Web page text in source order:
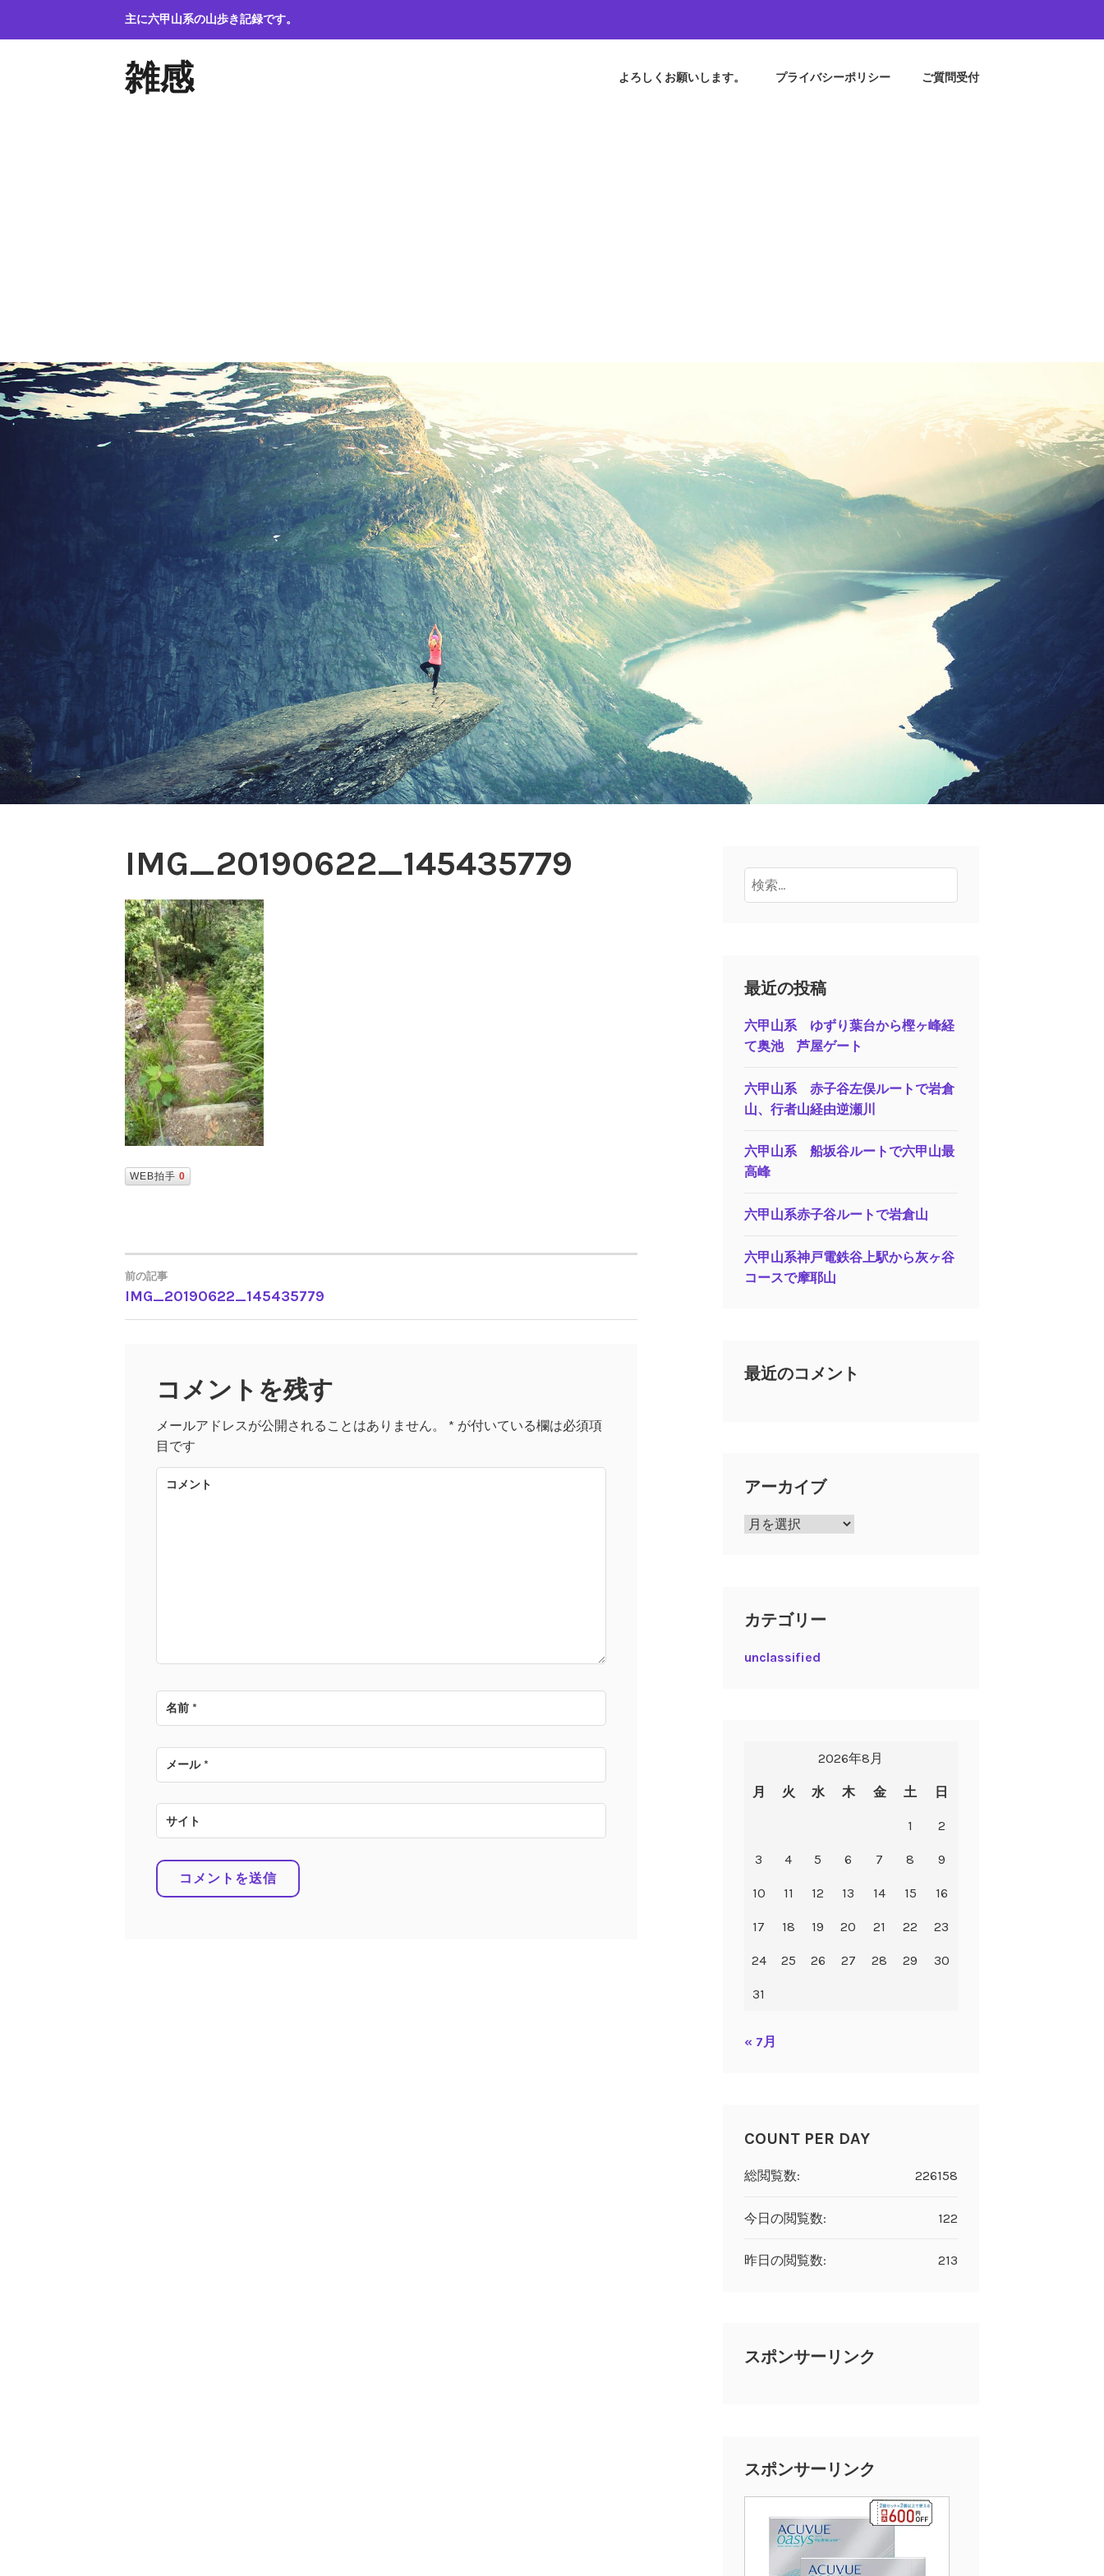
主に六甲山系の山歩き記録です。
雑感 よろしくお願いします。 プライバシーポリシー ご質問受付
IMG_20190622_145435779
WEB拍手 0
投
前の記事
IMG_20190622_145435779
コメントを残す
メールアドレスが公開されることはありません。 * が付いている欄は必須項
目です
コメント
名前 *
メール*
サイト
検
索:
最近の投稿
六甲山系 ゆずり葉台から樫ヶ峰経
て奥池 芦屋ゲート
六甲山系 赤子谷左俣ルートで岩倉
山、行者山経由逆瀬川
六甲山系 船坂谷ルートで六甲山最
高峰
六甲山系赤子谷ルートで岩倉山
六甲山系神戸電鉄谷上駅から灰ヶ谷
コースで摩耶山
最近のコメント
アーカイブ
ア
カテゴリー
unclassified
2026年8月
月 火 水 木 金 土 日
1 2
3 4 5 6 7 8 9
10 11 12 13 14 15 16
17 18 19 20 21 22 23
24 25 26 27 28 29 30
31
« 7月
COUNT PER DAY
226158
総閲覧数:
122
今日の閲覧数:
213
昨日の閲覧数:
スポンサーリンク
スポンサーリンク